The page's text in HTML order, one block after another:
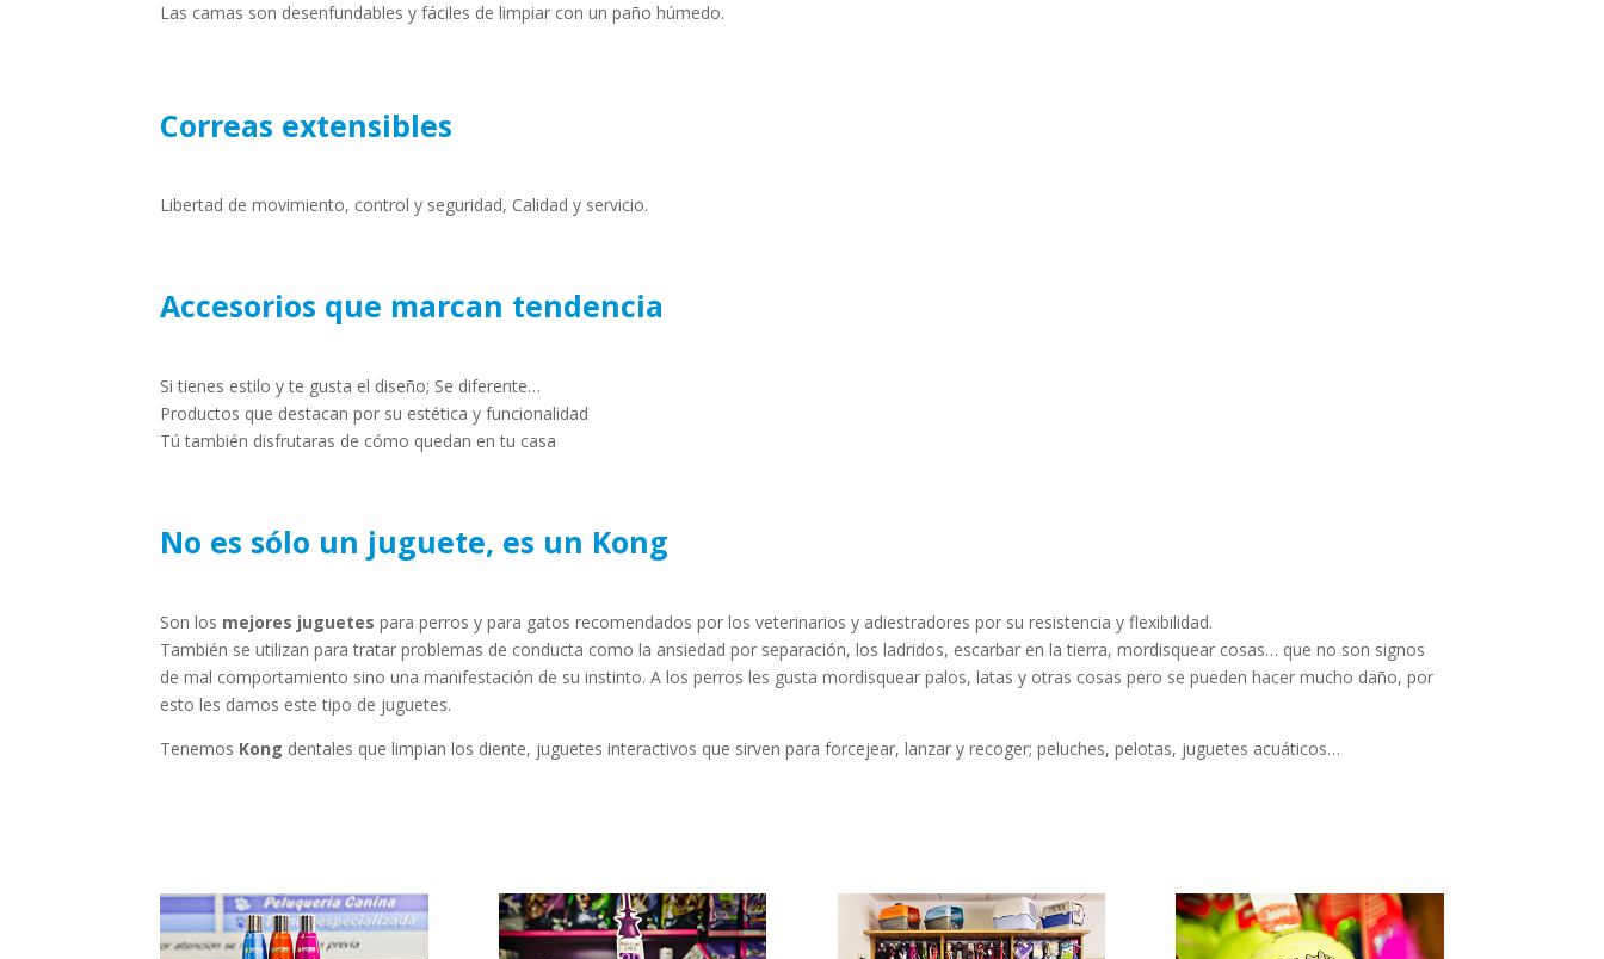
Las camas son desenfundables y fáciles de limpiar con un paño húmedo.
Correas extensibles
Libertad de movimiento, control y seguridad, Calidad y servicio.
Accesorios que marcan tendencia
Si tienes estilo y te gusta el diseño; Se diferente…
Productos que destacan por su estética y funcionalidad
Tú también disfrutaras de cómo quedan en tu casa
No es sólo un juguete, es un Kong
Son los mejores juguetes para perros y para gatos recomendados por los veterinarios y adiestradores por su resistencia y flexibilidad.
También se utilizan para tratar problemas de conducta como la ansiedad por separación, los ladridos, escarbar en la tierra, mordisquear cosas… que no son signos
de mal comportamiento sino una manifestación de su instinto. A los perros les gusta mordisquear palos, latas y otras cosas pero se pueden hacer mucho daño, por
esto les damos este tipo de juguetes.
Tenemos Kong dentales que limpian los diente, juguetes interactivos que sirven para forcejear, lanzar y recoger; peluches, pelotas, juguetes acuáticos…